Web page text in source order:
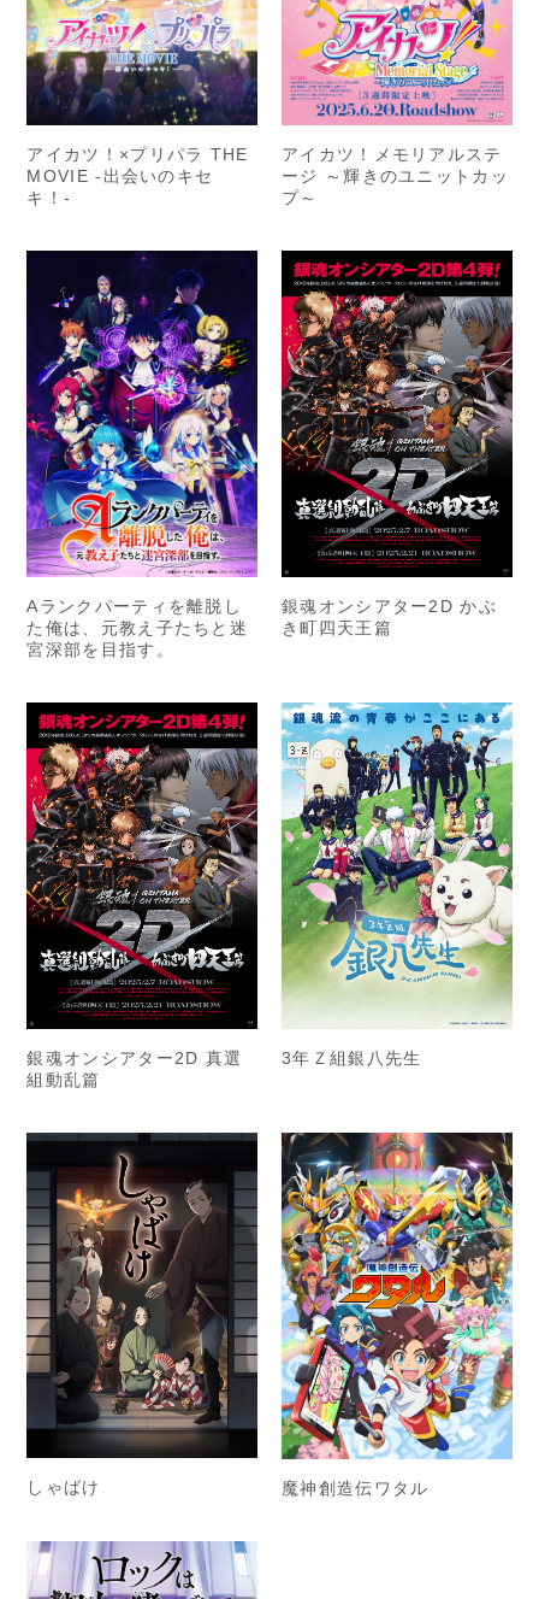
アイカツ！×プリパラ THE
MOVIE -出会いのキセ
キ！-
アイカツ！メモリアルステ
ージ ～輝きのユニットカッ
プ～
Aランクパーティを離脱し
た俺は、元教え子たちと迷
宮深部を目指す。
銀魂オンシアター2D かぶ
き町四天王篇
銀魂オンシアター2D 真選
組動乱篇
3年Ｚ組銀八先生
しゃばけ 魔神創造伝ワタル